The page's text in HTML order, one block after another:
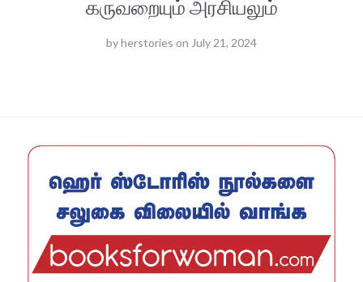
கருவறையும் அரசியலும்
byherstories on July 21, 2024